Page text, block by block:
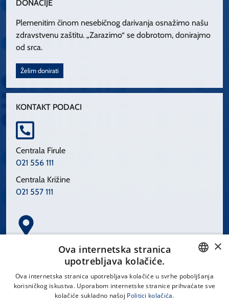
DONACIJE
Plemenitim činom nesebičnog darivanja osnažimo našu
zdravstvenu zaštitu. „Zarazimo“ se dobrotom, donirajmo
od srca.
Želim donirati
KONTAKT PODACI
Centrala Firule
021 556 111
Centrala Križine
021 557 111
Spinčićeva 1, 21000 Split
CROATIAN
×
Ova internetska stranica
upotrebljava kolačiće.
Ova internetska stranica upotrebljava kolačiće u svrhe poboljšanja
korisničkog iskustva. Uporabom internetske stranice prihvaćate sve
kolačiće sukladno našoj Politici kolačića.